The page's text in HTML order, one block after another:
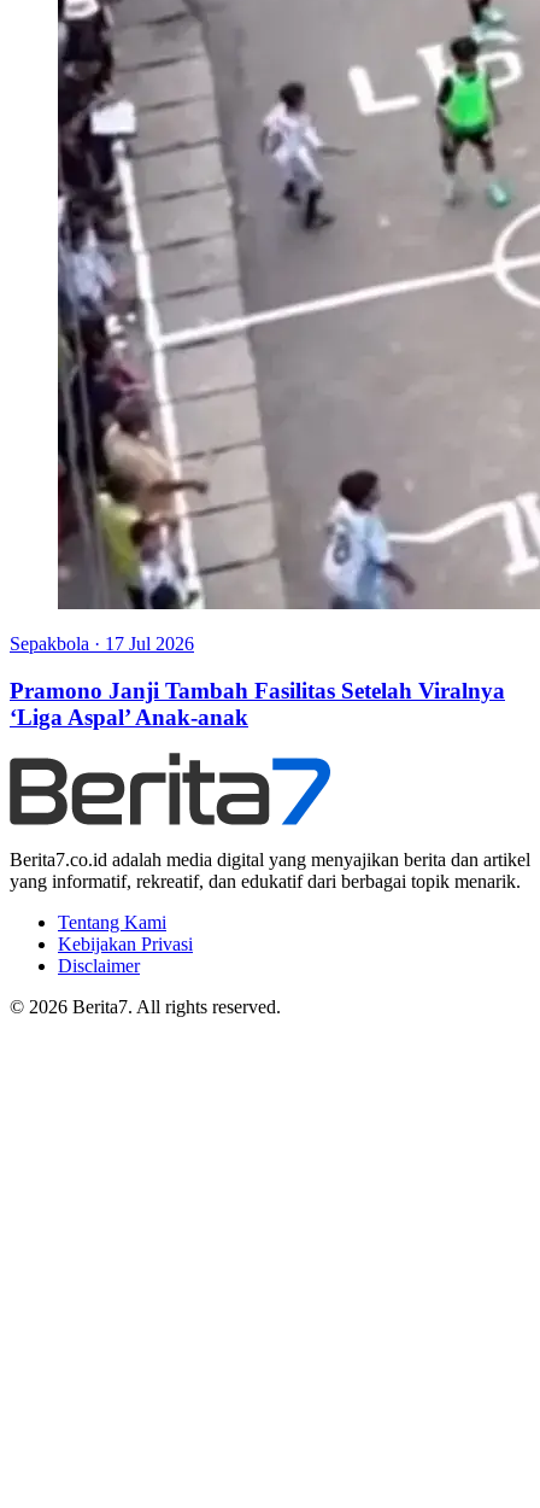
Sepakbola · 17 Jul 2026
Pramono Janji Tambah Fasilitas Setelah Viralnya
‘Liga Aspal’ Anak-anak
Berita7.co.id adalah media digital yang menyajikan berita dan artikel
yang informatif, rekreatif, dan edukatif dari berbagai topik menarik.
Tentang Kami
Kebijakan Privasi
Disclaimer
© 2026 Berita7. All rights reserved.